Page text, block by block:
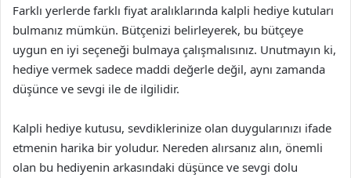
Farklı yerlerde farklı fiyat aralıklarında kalpli hediye kutuları
bulmanız mümkün. Bütçenizi belirleyerek, bu bütçeye
uygun en iyi seçeneği bulmaya çalışmalısınız. Unutmayın ki,
hediye vermek sadece maddi değerle değil, aynı zamanda
düşünce ve sevgi ile de ilgilidir.
Kalpli hediye kutusu, sevdiklerinize olan duygularınızı ifade
etmenin harika bir yoludur. Nereden alırsanız alın, önemli
olan bu hediyenin arkasındaki düşünce ve sevgi dolu